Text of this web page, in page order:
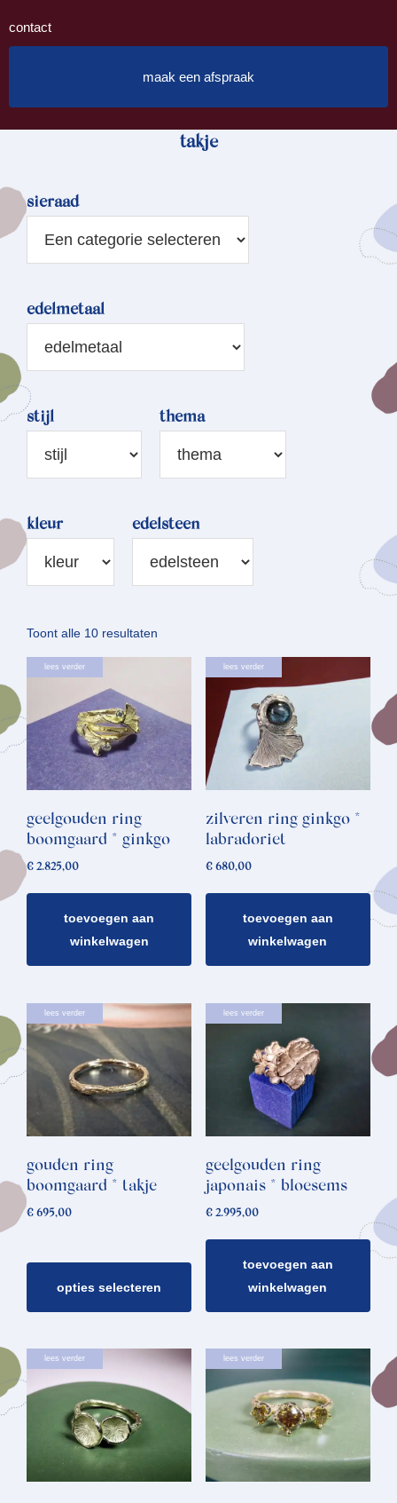
contact
maak een afspraak
takje
sieraad
edelmetaal
stijl thema
kleur edelsteen
Toont alle 10 resultaten
op
nieuwste
lees verder
geelgouden ring
boomgaard * ginkgo
€ 2.825,00
toevoegen aan
winkelwagen
lees verder
zilveren ring ginkgo *
labradoriet
€680,00
toevoegen aan
winkelwagen
lees verder
gouden ring
boomgaard * takje
€ 695,00
opties selecteren
product
heeft
meerdere
variaties.
Deze
kan
gekozen
worden
de
productpagina
lees verder
geelgouden ring
japonais * bloesems
€2.995,00
toevoegen aan
winkelwagen
lees verder lees verder